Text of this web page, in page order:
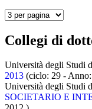
Collegi di
Università degli Studi
2013 (ciclo: 29 -
Università degli Studi
SOCIETARIO E